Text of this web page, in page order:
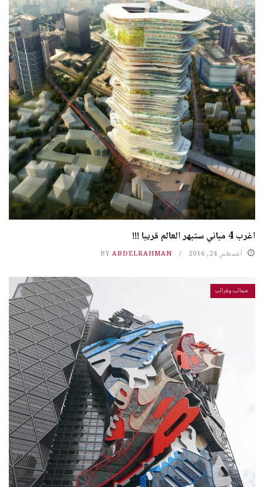
اغرب 4 مباني ستبهر العالم قريبا !!!
أغسطس 24, 2016 BY ABDELRAHMAN
عجائب وغرائب